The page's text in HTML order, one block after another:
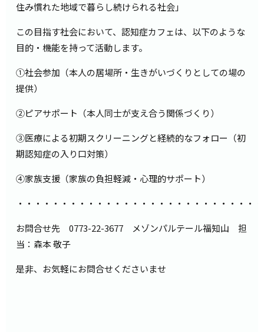
住み慣れた地域で暮らし続けられる社会」
この目指す社会において、認知症カフェは、以下のような
目的・機能を持って活動します。
➀社会参加（本人の居場所・生きがいづくりとしての場の
提供）
➁ピアサポート（本人同士が支え合う関係づくり）
➂医療による初期スクリーニングと経続的なフォロー（初
期認知症の入り口対策）
④家族支援（家族の負担軽減・心理的サポート）
・・・・・・・・・・・・・・・・・・・・・・・・・・・
お問合せ先 0773-22-3677 メゾンパルテール福知山 担
当：森本 敬子
是非、お気軽にお問合せくださいませ